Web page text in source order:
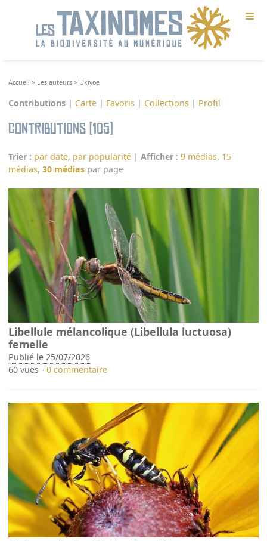
≡
Accueil > Les auteurs > Ukiyoe
Contributions | Carte | Favoris | Collections | Profil
Contributions (105)
Trier : par date, par popularité |Afficher :9 médias, 15
médias,30 médias par page
Libellule mélancolique (Libellula luctuosa)
femelle
Publié le 25/07/2026
60 vues -0 commentaire